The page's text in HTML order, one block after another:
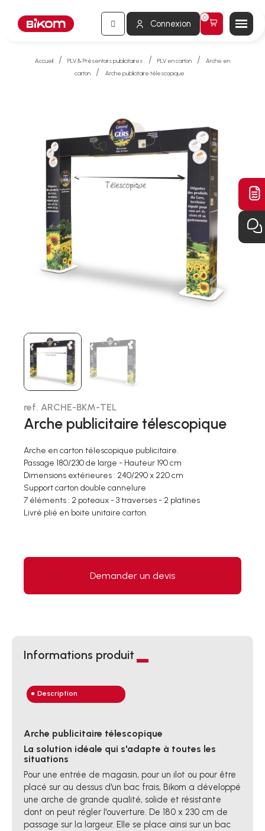
Connexion
Accueil PLV & Présentoirs publicitaires PLV en carton
Arche en
carton
Arche publicitaire télescopique
ref. ARCHE-BKM-TEL
Arche publicitaire télescopique
Arche en carton télescopique publicitaire.
Passage 180/230 de large - Hauteur 190 cm
Dimensions extérieures : 240/290 x 220 cm
Support carton double cannelure
7 éléments : 2 poteaux - 3 traverses - 2 platines
Livré plié en boite unitaire carton.
Demander un devis
Informations produit
Description
Arche publicitaire télescopique
La solution idéale qui s'adapte à toutes les
situations
Pour une entrée de magasin, pour un ilot ou pour être
placé sur au dessus d'un bac frais, Bikom a développé
une arche de grande qualité, solide et résistante
dont on peut régler l'ouverture. De 180 x 230 cm de
passage sur la largeur. Elle se place ainsi sur un bac